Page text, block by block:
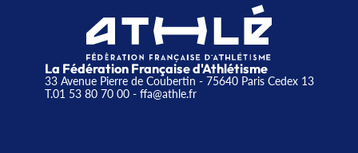
La Fédération Française d'Athlétisme
33 Avenue Pierre de Coubertin - 75640 Paris Cedex 13
T.01 53 80 70 00- ffa@athle.fr